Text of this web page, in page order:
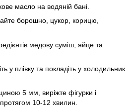
масло на водяній бані.
борошно, цукор, корицю,
медову суміш, яйце та
у плівку та покладіть у холодильник
5 мм, виріжте фігурки і
10-12 хвилин.